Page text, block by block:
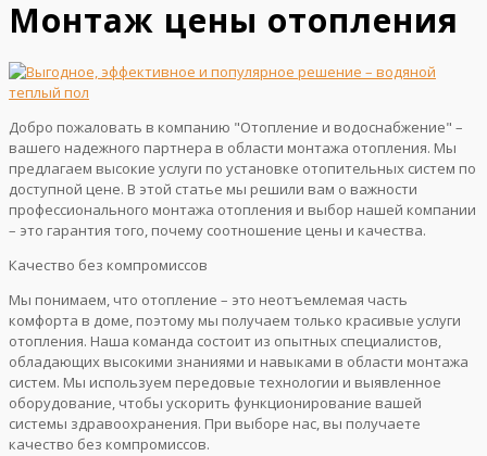
Монтаж цены отопления
Добро пожаловать в компанию "Отопление и водоснабжение" –
вашего надежного партнера в области монтажа отопления. Мы
предлагаем высокие услуги по установке отопительных систем по
доступной цене. В этой статье мы решили вам о важности
профессионального монтажа отопления и выбор нашей компании
– это гарантия того, почему соотношение цены и качества.
Качество без компромиссов
Мы понимаем, что отопление – это неотъемлемая часть
комфорта в доме, поэтому мы получаем только красивые услуги
отопления. Наша команда состоит из опытных специалистов,
обладающих высокими знаниями и навыками в области монтажа
систем. Мы используем передовые технологии и выявленное
оборудование, чтобы ускорить функционирование вашей
системы здравоохранения. При выборе нас, вы получаете
качество без компромиссов.